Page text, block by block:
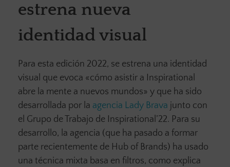
estrena nueva
identidad visual
Para esta edición 2022, se estrena una identidad
visual que evoca «cómo asistir a Inspirational
abre la mente a nuevos mundos» y que ha sido
desarrollada por la agencia Lady Brava junto con
el Grupo de Trabajo de Inspirational’22. Para su
desarrollo, la agencia (que ha pasado a formar
parte recientemente de Hub of Brands) ha usado
una técnica mixta basa en filtros, como explica